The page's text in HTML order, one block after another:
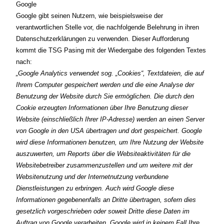
Google
Google gibt seinen Nutzern, wie beispielsweise der
verantwortlichen Stelle vor, die nachfolgende Belehrung in ihren
Datenschutzerklärungen zu verwenden. Dieser Aufforderung
kommt die TSG Pasing mit der Wiedergabe des folgenden Textes
nach:
„Google Analytics verwendet sog. „Cookies“, Textdateien, die auf
Ihrem Computer gespeichert werden und die eine Analyse der
Benutzung der Website durch Sie ermöglichen. Die durch den
Cookie erzeugten Informationen über Ihre Benutzung dieser
Website (einschließlich Ihrer IP-Adresse) werden an einen Server
von Google in den USA übertragen und dort gespeichert. Google
wird diese Informationen benutzen, um Ihre Nutzung der Website
auszuwerten, um Reports über die Websiteaktivitäten für die
Websitebetreiber zusammenzustellen und um weitere mit der
Websitenutzung und der Internetnutzung verbundene
Dienstleistungen zu erbringen. Auch wird Google diese
Informationen gegebenenfalls an Dritte übertragen, sofern dies
gesetzlich vorgeschrieben oder soweit Dritte diese Daten im